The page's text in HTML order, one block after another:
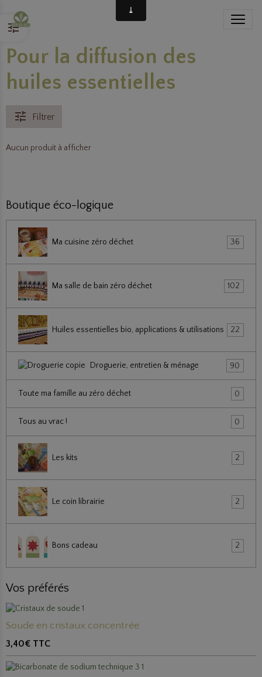
Pour la diffusion des
huiles essentielles
Filtrer
Aucun produit à afficher
Boutique éco-logique
Ma cuisine zéro déchet 36
Ma salle de bain zéro déchet 102
Huiles essentielles bio, applications & utilisations 22
Droguerie, entretien & ménage 90
Toute ma famille au zéro déchet 0
Tous au vrac ! 0
Les kits 2
Le coin librairie 2
Bons cadeau 2
Vos préférés
Soude en cristaux concentrée
3,40€ TTC